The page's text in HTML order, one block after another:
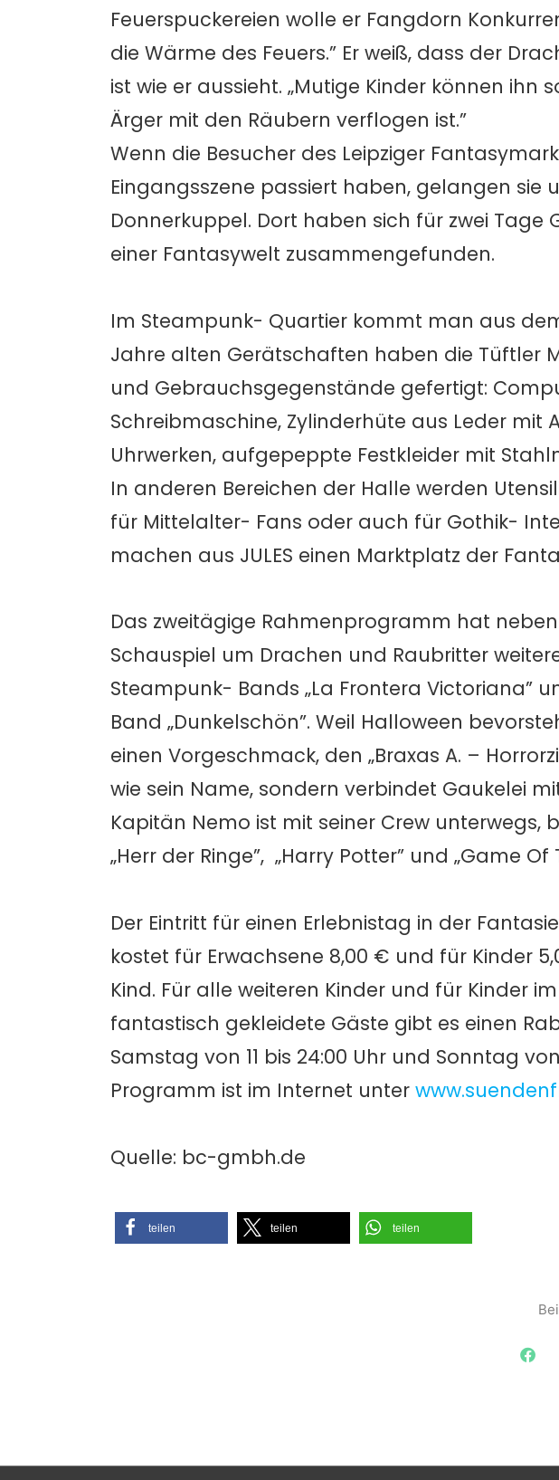
Feuerspuckereien wolle er Fangdorn
die Wärme des Feuers.” Er weiß, dass der
ist wie er aussieht. „Mutige Kinder können ihn
Ärger mit den Räubern verflogen ist.”
Wenn die Besucher des Leipziger
Eingangsszene passiert haben, gelangen
Donnerkuppel. Dort haben sich für zwei
einer Fantasywelt zusammengefunden.
Im Steampunk- Quartier kommt man aus
Jahre alten Gerätschaften haben die Tüftler
und Gebrauchsgegenstände gefertigt:
Schreibmaschine, Zylinderhüte aus Leder
Uhrwerken, aufgepeppte Festkleider mit
In anderen Bereichen der Halle werden
für Mittelalter- Fans oder auch für Gothik-
machen aus JULES einen Marktplatz der
Das zweitägige Rahmenprogramm hat
Schauspiel um Drachen und Raubritter
Steampunk- Bands „La Frontera Victoriana”
Band „Dunkelschön”. Weil Halloween
einen Vorgeschmack, den „Braxas A. –
wie sein Name, sondern verbindet Gaukelei
Kapitän Nemo ist mit seiner Crew unterwegs,
„Herr der Ringe”, „Harry Potter” und „Game
Der Eintritt für einen Erlebnistag in der
kostet für Erwachsene 8,00 € und für Kinder
Kind. Für alle weiteren Kinder und für Kinder
fantastisch gekleidete Gäste gibt es einen
Samstag von 11 bis 24:00 Uhr und Sonntag
Programm ist im Internet unter
Quelle: bc-gmbh.de
teilen teilen teilen